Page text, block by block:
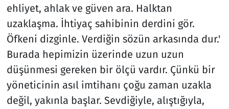
ehliyet, ahlak ve güven ara. Halktan
uzaklaşma. İhtiyaç sahibinin derdini gör.
Öfkeni dizginle. Verdiğin sözün arkasında dur.'
Burada hepimizin üzerinde uzun uzun
düşünmesi gereken bir ölçü vardır. Çünkü bir
yöneticinin asıl imtihanı çoğu zaman uzakla
değil, yakınla başlar. Sevdiğiyle, alıştığıyla,